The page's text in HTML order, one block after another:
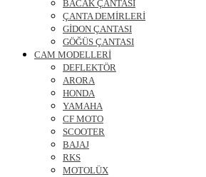
BACAK ÇANTASI
ÇANTA DEMİRLERİ
GİDON ÇANTASI
GÖĞÜS ÇANTASI
CAM MODELLERİ
DEFLEKTÖR
ARORA
HONDA
YAMAHA
CF MOTO
SCOOTER
BAJAJ
RKS
MOTOLÜX